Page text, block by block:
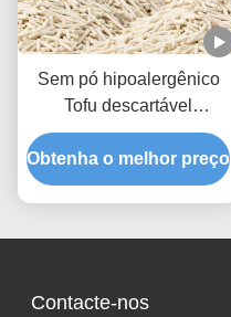
Sem pó hipoalergênico
Tofu descartável
Resíduos para gatos Sem
produtos químicos Pellets
seguros para gatos com
Obtenha o melhor preço
Contacte-nos